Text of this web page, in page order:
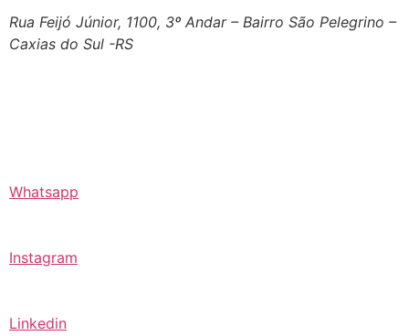
Rua Feijó Júnior, 1100, 3º Andar – Bairro São Pelegrino –
Caxias do Sul -RS
Whatsapp
Instagram
Linkedin